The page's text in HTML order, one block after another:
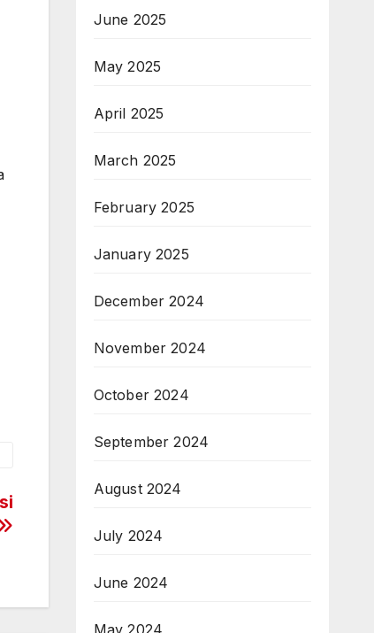
June 2025
May 2025
April 2025
March 2025
February 2025
January 2025
December 2024
November 2024
October 2024
September 2024
August 2024
July 2024
June 2024
May 2024